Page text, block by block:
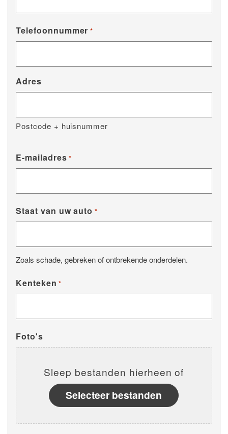
Telefoonnummer *
Adres
Postcode + huisnummer
E-mailadres *
Staat van uw auto *
Zoals schade, gebreken of ontbrekende onderdelen.
Kenteken *
Foto's
Sleep bestanden hierheen of
Selecteer bestanden